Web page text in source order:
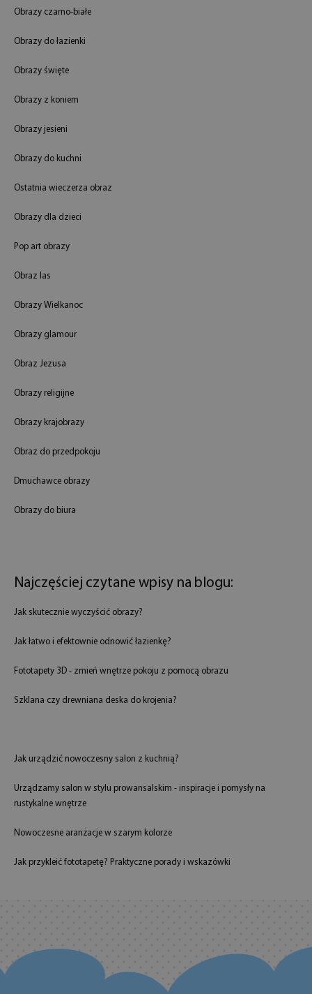
Obrazy czarno-białe
Obrazy do łazienki
Obrazy święte
Obrazy z koniem
Obrazy jesieni
Obrazy do kuchni
Ostatnia wieczerza obraz
Obrazy dla dzieci
Pop art obrazy
Obraz las
Obrazy Wielkanoc
Obrazy glamour
Obraz Jezusa
Obrazy religijne
Obrazy krajobrazy
Obraz do przedpokoju
Dmuchawce obrazy
Obrazy do biura
Najczęściej czytane wpisy na blogu:
Jak skutecznie wyczyścić obrazy?
Jak łatwo i efektownie odnowić łazienkę?
Fototapety 3D - zmień wnętrze pokoju z pomocą obrazu
Szklana czy drewniana deska do krojenia?
Jak urządzić nowoczesny salon z kuchnią?
Urządzamy salon w stylu prowansalskim - inspiracje i pomysły na
rustykalne wnętrze
Nowoczesne aranżacje w szarym kolorze
Jak przykleić fototapetę? Praktyczne porady i wskazówki